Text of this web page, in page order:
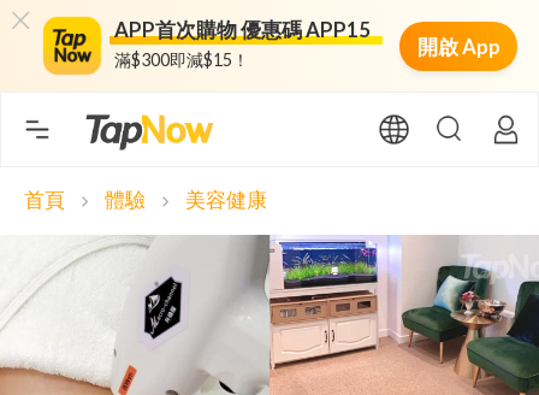
APP首次購物 優惠碼 APP15
滿$300即減$15！
開啟 App
首頁 chevron_right 體驗 chevron_right 美容健康